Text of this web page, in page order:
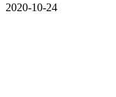
2020-10-24